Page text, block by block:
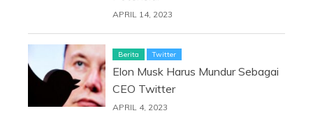
APRIL 14, 2023
Berita Twitter
Elon Musk Harus Mundur Sebagai
CEO Twitter
APRIL 4, 2023